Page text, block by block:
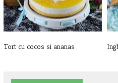
Tort cu cocos si ananas